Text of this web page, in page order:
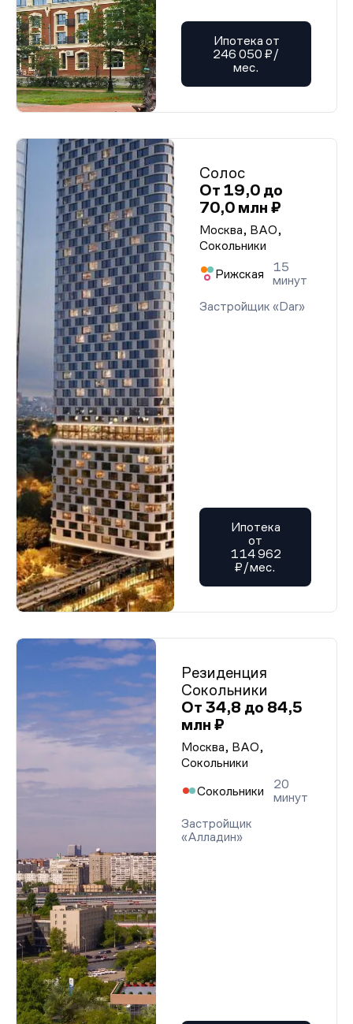
Ипотека от
246 050 ₽/
мес.
Солос
От 19,0 до
70,0 млн ₽
Москва, ВАО,
Сокольники
Рижская
15
минут
Застройщик «Dar»
Ипотека
от
114 962
₽/мес.
Резиденция
Сокольники
От 34,8 до 84,5
млн ₽
Москва, ВАО,
Сокольники
Сокольники
20
минут
Застройщик
«Алладин»